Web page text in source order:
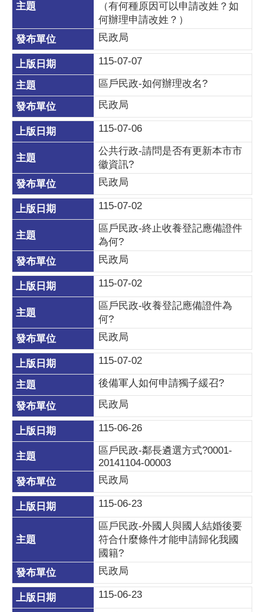
（有何種原因可以申請改姓？如
何辦理申請改姓？）
民政局
115-07-07
區戶民政-如何辦理改名?
民政局
115-07-06
公共行政-請問是否有更新本市市
徽資訊?
民政局
115-07-02
區戶民政-終止收養登記應備證件
為何?
民政局
115-07-02
區戶民政-收養登記應備證件為
何?
民政局
115-07-02
後備軍人如何申請獨子緩召?
民政局
115-06-26
區戶民政-鄰長遴選方式?0001-
20141104-00003
民政局
115-06-23
區戶民政-外國人與國人結婚後要
符合什麼條件才能申請歸化我國
國籍?
民政局
115-06-23